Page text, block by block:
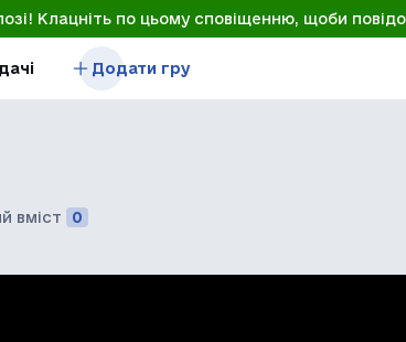
Клацніть по цьому сповіщенню, щоби
Додати гру
вміст 0